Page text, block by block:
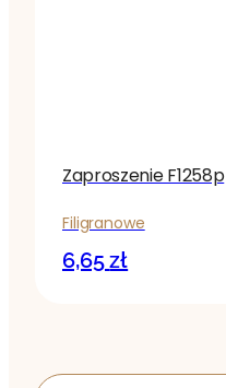
Zaproszenie F1258p
Filigranowe
6,65zł